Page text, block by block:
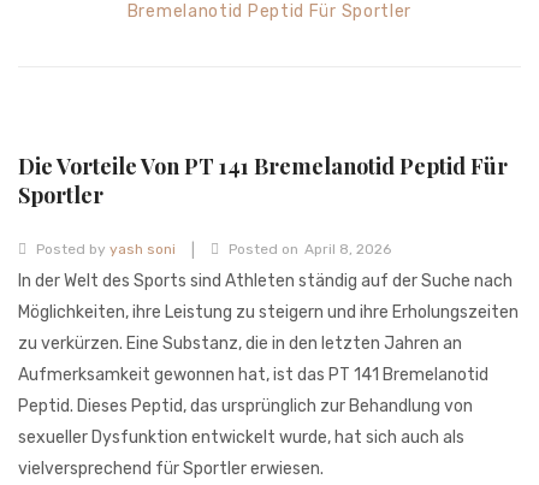
HOME
91CDA09022F7
TEST 74862F78-2F70-44F4-810E-
941BC1A78131
Bremelanotid Peptid Für Sportler
Die Vorteile Von PT 141 Bremelanotid Peptid Für
Sportler
Posted by yash soni Posted on April 8, 2026
In der Welt des Sports sind Athleten ständig auf der Suche nach
Möglichkeiten, ihre Leistung zu steigern und ihre Erholungszeiten
zu verkürzen. Eine Substanz, die in den letzten Jahren an
Aufmerksamkeit gewonnen hat, ist das PT 141 Bremelanotid
Peptid. Dieses Peptid, das ursprünglich zur Behandlung von
sexueller Dysfunktion entwickelt wurde, hat sich auch als
vielversprechend für Sportler erwiesen.